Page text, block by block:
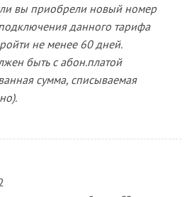
вы приобрели новый номер
данного тарифа
не менее 60 дней.
быть с абон.платой
сумма, списываемая